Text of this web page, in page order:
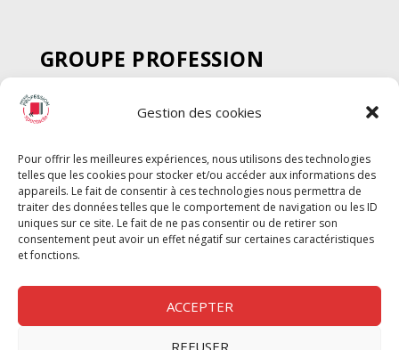
Gestion des cookies
Pour offrir les meilleures expériences, nous utilisons des technologies
telles que les cookies pour stocker et/ou accéder aux informations des
appareils. Le fait de consentir à ces technologies nous permettra de
traiter des données telles que le comportement de navigation ou les ID
uniques sur ce site. Le fait de ne pas consentir ou de retirer son
consentement peut avoir un effet négatif sur certaines caractéristiques
et fonctions.
ACCEPTER
REFUSER
GROUPE PROFESSION
SPECTACLE
Chèque Intermittents
Chèque Compta
Chèque Emploi Spectacle
G-Pods
Profession Audio-visuel